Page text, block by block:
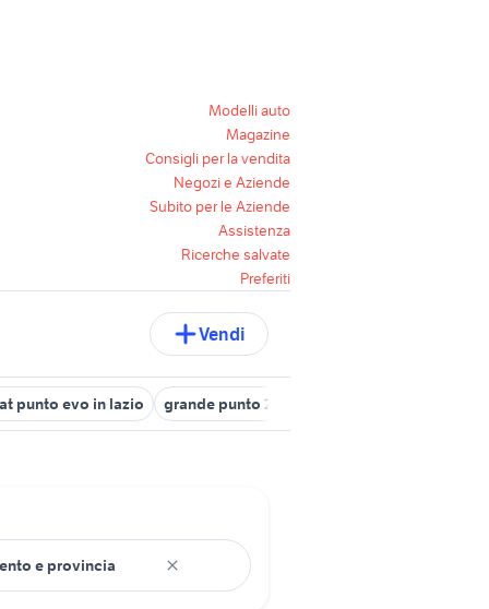
Modelli auto
Magazine
Consigli per la vendita
Negozi e Aziende
Subito per le Aziende
Assistenza
Ricerche salvate
Preferiti
Vendi
punto evo in lazio grande punto 2014